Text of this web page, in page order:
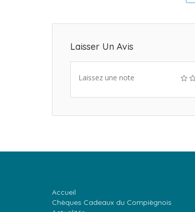
Laisser Un Avis
Laissez une note
Accueil
Chèques Cadeaux du Compiègnois